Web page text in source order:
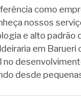
como
nossos
e alto padrão
em Barueri
no
desde